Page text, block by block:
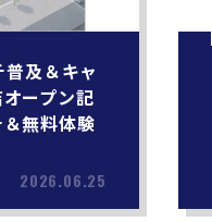
普及＆キャ
ープン記
無料体験
2026.06.25